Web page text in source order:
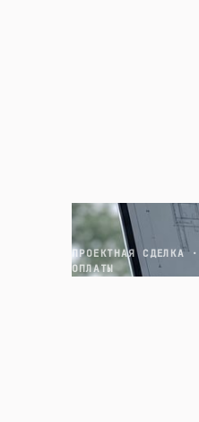
ПРОЕКТНАЯ СДЕЛКА
ОПЛАТЫ